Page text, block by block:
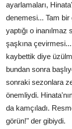
ayarlamaları,
denemesi... Tam bir
yaptığı o
şaşkına
kaybettik diye
bundan sonra
sonraki sezonlara
önemliydi.
da kamçıladı.
görün!" der gibiydi.